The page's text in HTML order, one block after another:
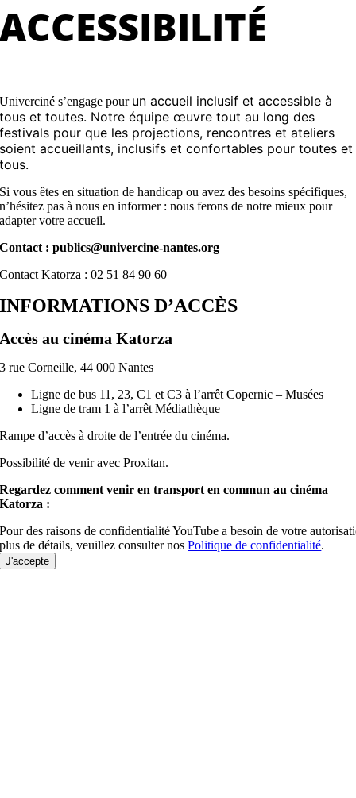
ACCESSIBILITÉ
Univerciné s’engage pour un accueil inclusif et accessible à
touset toutes. Notre équipe œuvre tout au long des
festivals pour que les projections, rencontres et ateliers
soient accueillants, inclusifs et confortables pour toutes et
tous.
Si vous êtes en situation de handicap ou avez des besoins spécifiques,
n’hésitez pas à nous en informer : nous ferons de notre mieux pour
adapter votre accueil.
Contact : publics@univercine-nantes.org
Contact Katorza : 02 51 84 90 60
INFORMATIONS D’ACCÈS
Accès au cinéma Katorza
3 rue Corneille, 44 000 Nantes
Ligne de bus 11, 23, C1 et C3 à l’arrêt Copernic – Musées
Ligne de tram 1 à l’arrêt Médiathèque
Rampe d’accès à droite de l’entrée du cinéma.
Possibilité de venir avec Proxitan.
Regardez comment venir en transport en commun au cinéma
Katorza :
Pour des raisons de confidentialité YouTube a besoin de votre
plus de détails, veuillez consulter nosPolitique de confidentialité.
J'accepte